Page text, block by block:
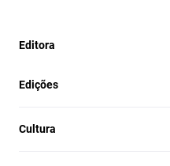
Editora
Edições
Cultura